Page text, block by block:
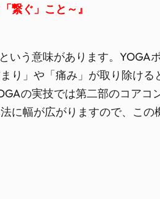
繋ぐ」こと～』
いう意味があります。
り」や「痛み」が取り除け
の実技では第二部のコア
に幅が広がりますので、この